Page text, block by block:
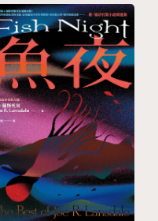
喚醒，走向蒼茫壯闊的
還亂的愛恨痴纏▌
情若是久長時，又豈在
游「一懷愁緒，幾年離
是辛棄疾「眾裡尋他千